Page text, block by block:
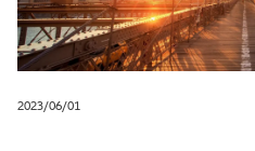
2023/06/01